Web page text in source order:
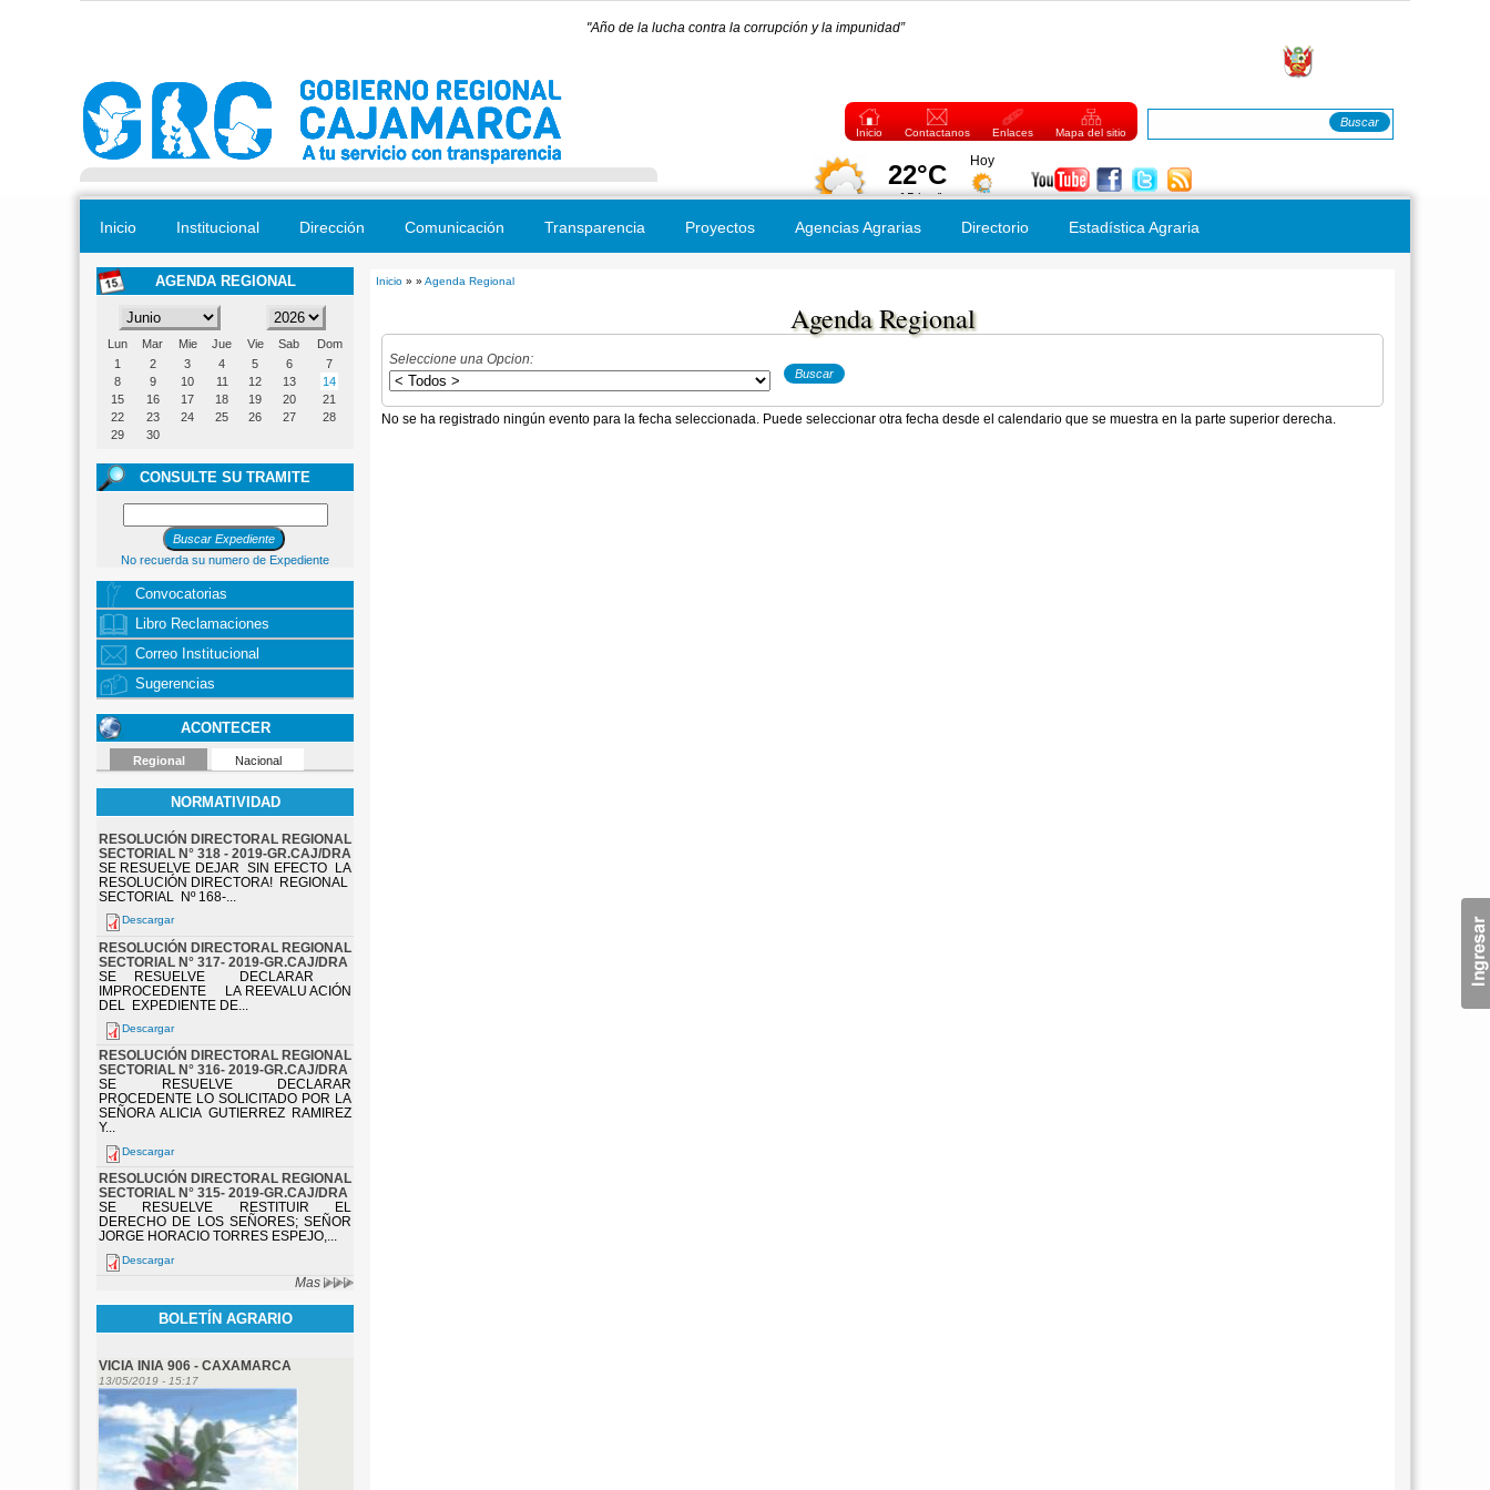
"Año de la lucha contra la corrupción y la impunidad”
Inicio Contactanos Enlaces Mapa del sitio
FORMULARIO DE BÚSQUEDA
Buscar
Inicio Institucional Dirección Comunicación Transparencia Proyectos Agencias Agrarias Directorio Estadística Agraria
AGENDA REGIONAL
Lun Mar Mie Jue Vie Sab
Dom
1
2 3 4 5 6
7
8
9 10 11 12 13
14
15
16 17 18 19 20
21
22
23 24 25 26 27
28
29
30
CONSULTE SU TRAMITE
No recuerda su numero de Expediente
Convocatorias
Libro Reclamaciones
Correo Institucional
Sugerencias
ACONTECER
Regional Nacional
NORMATIVIDAD
RESOLUCIÓN DIRECTORAL REGIONAL
SECTORIAL N° 318 - 2019-GR.CAJ/DRA
SE RESUELVE DEJAR SIN EFECTO LA
RESOLUCIÓN DIRECTORA! REGIONAL
SECTORIAL Nº 168-...
Descargar
RESOLUCIÓN DIRECTORAL REGIONAL
SECTORIAL N° 317- 2019-GR.CAJ/DRA
SE RESUELVE DECLARAR
IMPROCEDENTE LA REEVALU ACIÓN
DEL EXPEDIENTE DE...
Descargar
RESOLUCIÓN DIRECTORAL REGIONAL
SECTORIAL N° 316- 2019-GR.CAJ/DRA
SE RESUELVE DECLARAR
PROCEDENTE LO SOLICITADO POR LA
SEÑORA ALICIA GUTIERREZ RAMIREZ
Y...
Descargar
RESOLUCIÓN DIRECTORAL REGIONAL
SECTORIAL N° 315- 2019-GR.CAJ/DRA
SE RESUELVE RESTITUIR EL
DERECHO DE LOS SEÑORES; SEÑOR
JORGE HORACIO TORRES ESPEJO,...
Descargar
Mas
BOLETÍN AGRARIO
VICIA INIA 906 - CAXAMARCA
13/05/2019 - 15:17
Inicio » » Agenda Regional
Agenda Regional
Seleccione una Opcion:
No se ha registrado ningún evento para la fecha seleccionada. Puede seleccionar otra fecha desde el calendario que se muestra en la parte superior derecha.